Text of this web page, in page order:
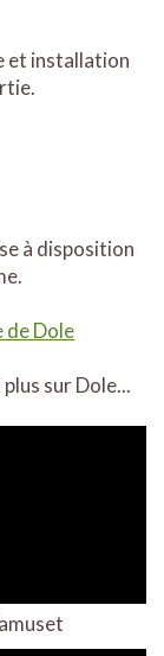
et installation
à disposition
de Dole
sur Dole...